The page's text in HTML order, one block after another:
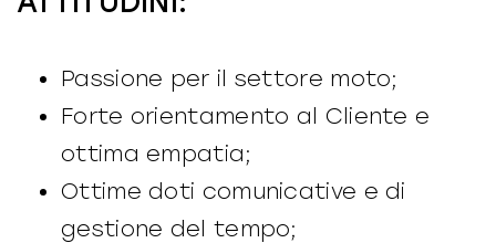
Passione per il settore moto;
Forte orientamento al Cliente e
ottima empatia;
Ottime doti comunicative e di
gestione del tempo;